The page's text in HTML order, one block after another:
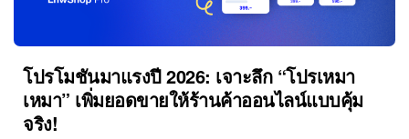
โปรโมชันมาแรงปี 2026: เจาะลึก “โปรเหมา
เหมา” เพิ่มยอดขายให้ร้านค้าออนไลน์แบบคุ้ม
จริง!